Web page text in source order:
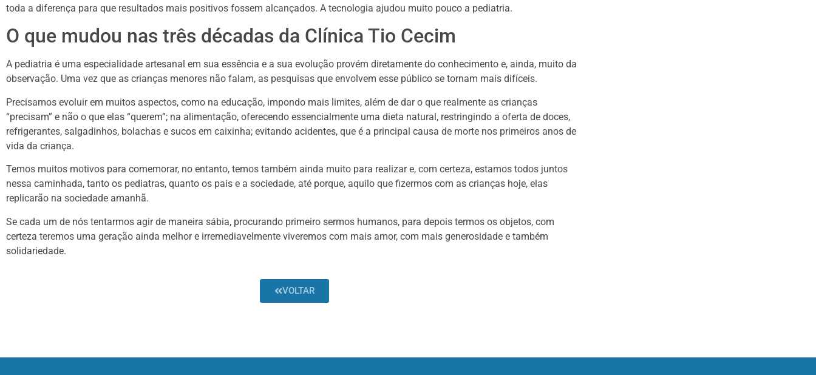
toda a diferença para que resultados mais positivos fossem alcançados. A tecnologia ajudou muito pouco a pediatria.
O que mudou nas três décadas da Clínica Tio Cecim
A pediatria é uma especialidade artesanal em sua essência e a sua evolução provém diretamente do conhecimento e, ainda, muito da
observação. Uma vez que as crianças menores não falam, as pesquisas que envolvem esse público se tornam mais difíceis.
Precisamos evoluir em muitos aspectos, como na educação, impondo mais limites, além de dar o que realmente as crianças
“precisam” e não o que elas “querem”; na alimentação, oferecendo essencialmente uma dieta natural, restringindo a oferta de doces,
refrigerantes, salgadinhos, bolachas e sucos em caixinha; evitando acidentes, que é a principal causa de morte nos primeiros anos de
vida da criança.
Temos muitos motivos para comemorar, no entanto, temos também ainda muito para realizar e, com certeza, estamos todos juntos
nessa caminhada, tanto os pediatras, quanto os pais e a sociedade, até porque, aquilo que fizermos com as crianças hoje, elas
replicarão na sociedade amanhã.
Se cada um de nós tentarmos agir de maneira sábia, procurando primeiro sermos humanos, para depois termos os objetos, com
certeza teremos uma geração ainda melhor e irremediavelmente viveremos com mais amor, com mais generosidade e também
solidariedade.
VOLTAR